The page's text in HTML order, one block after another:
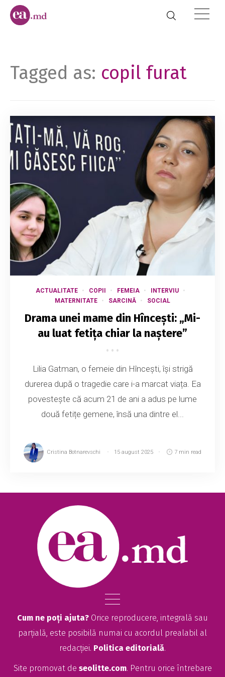
Tagged as: copil furat
ACTUALITATE COPII FEMEIA
INTERVIU
MATERNITATE
SARCINĂ SOCIAL
Drama unei mame din Hîncești: „Mi-
au luat fetița chiar la naștere”
Lilia Gatman, o femeie din Hîncești, își strigă
durerea după o tragedie care i-a marcat viața. Ea
povestește că acum 21 de ani a adus pe lume
două fetițe gemene, însă una dintre el...
Cristina Botnarevschi 15 august 2025 7 min read
Cum ne poți ajuta? Orice reproducere, integrală sau
parțială, este posibilă numai cu acordul prealabil al
redacției. Politica editorială.
Site promovat de seolitte.com. Pentru orice întrebare